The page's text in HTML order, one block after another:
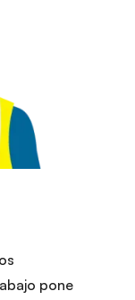
pone